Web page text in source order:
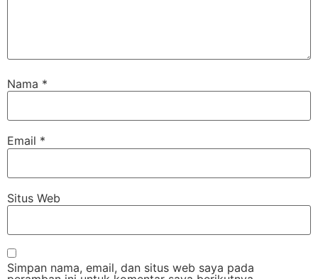
Nama *
Email *
Situs Web
Simpan nama, email, dan situs web saya pada